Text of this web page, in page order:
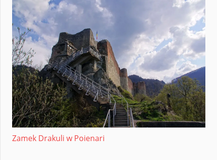
Zamek Drakuli w Poienari